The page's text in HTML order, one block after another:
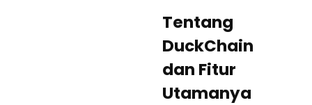
Tentang
DuckChain
dan Fitur
Utamanya